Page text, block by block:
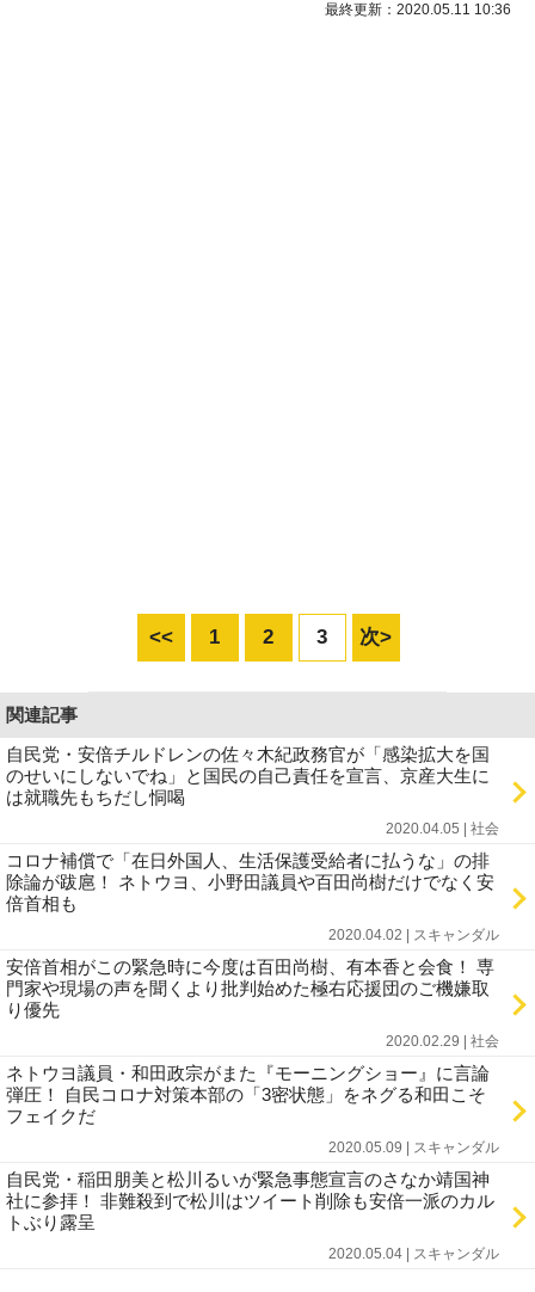
最終更新：2020.05.11 10:36
<< 1 2 3 次>
関連記事
自民党・安倍チルドレンの佐々木紀政務官が「感染拡大を国
のせいにしないでね」と国民の自己責任を宣言、京産大生に
は就職先もちだし恫喝
2020.04.05 | 社会
コロナ補償で「在日外国人、生活保護受給者に払うな」の排
除論が跋扈！ ネトウヨ、小野田議員や百田尚樹だけでなく安
倍首相も
2020.04.02 | スキャンダル
安倍首相がこの緊急時に今度は百田尚樹、有本香と会食！ 専
門家や現場の声を聞くより批判始めた極右応援団のご機嫌取
り優先
2020.02.29 | 社会
ネトウヨ議員・和田政宗がまた『モーニングショー』に言論
弾圧！ 自民コロナ対策本部の「3密状態」をネグる和田こそ
フェイクだ
2020.05.09 | スキャンダル
自民党・稲田朋美と松川るいが緊急事態宣言のさなか靖国神
社に参拝！ 非難殺到で松川はツイート削除も安倍一派のカル
トぶり露呈
2020.05.04 | スキャンダル